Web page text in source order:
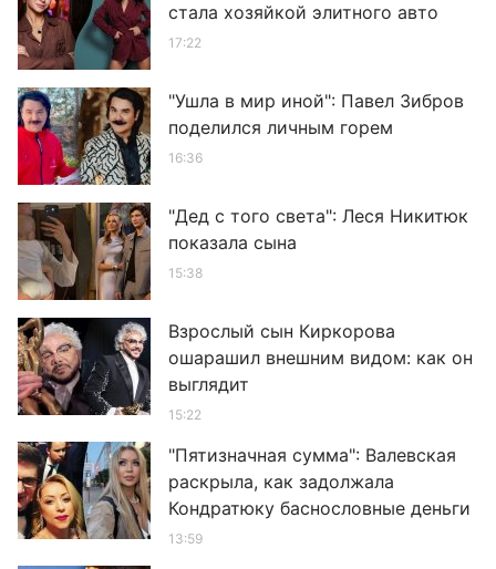
стала хозяйкой элитного авто
17:22
"Ушла в мир иной": Павел Зибров
поделился личным горем
16:36
"Дед с того света": Леся Никитюк
показала сына
15:38
Взрослый сын Киркорова
ошарашил внешним видом: как он
выглядит
15:22
"Пятизначная сумма": Валевская
раскрыла, как задолжала
Кондратюку баснословные деньги
13:59